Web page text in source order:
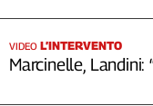
VIDEO L’INTERVENTO
Marcinelle, Landini: